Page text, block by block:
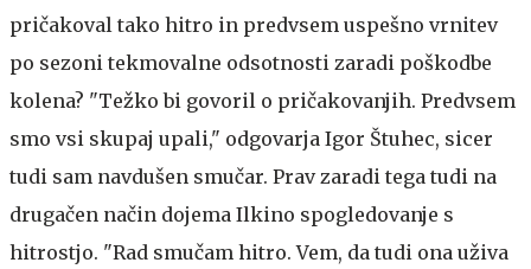
pričakoval tako hitro in predvsem uspešno vrnitev
po sezoni tekmovalne odsotnosti zaradi poškodbe
kolena? "Težko bi govoril o pričakovanjih. Predvsem
smo vsi skupaj upali," odgovarja Igor Štuhec, sicer
tudi sam navdušen smučar. Prav zaradi tega tudi na
drugačen način dojema Ilkino spogledovanje s
hitrostjo. "Rad smučam hitro. Vem, da tudi ona uživa